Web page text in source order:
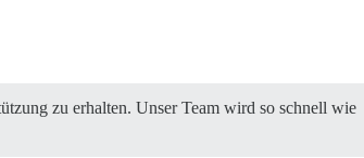
zu erhalten. Unser Team wird so schnell wie